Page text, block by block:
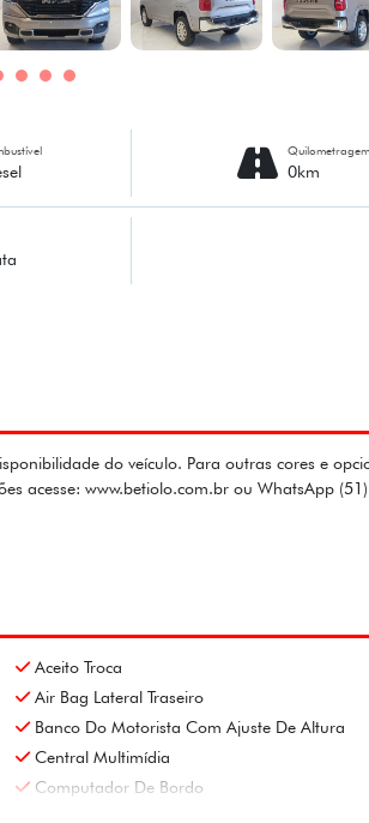
Quilometragem
0km
do veículo. Para outras cores e
acesse: www.betiolo.com.br ou WhatsApp
Aceito Troca
Air Bag Lateral Traseiro
Banco Do Motorista Com Ajuste De Altura
Central Multimídia
Computador De Bordo